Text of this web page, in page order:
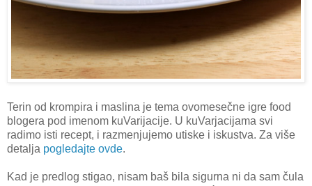
Terin od krompira i maslina je tema ovomesečne igre food
blogera pod imenom kuVarijacije. U kuVarjacijama svi
radimo isti recept, i razmenjujemo utiske i iskustva. Za više
detalja pogledajte ovde.
Kad je predlog stigao, nisam baš bila sigurna ni da sam čula